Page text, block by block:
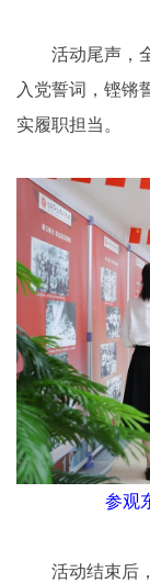
活动尾声，全
入党誓词，铿锵
实履职担当。
参观
活动结束后，